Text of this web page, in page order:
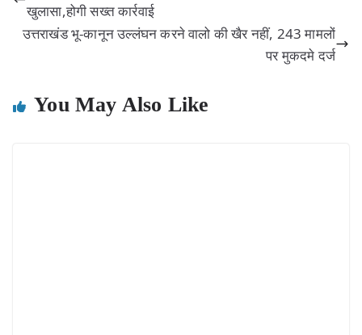
खुलासा,होगी सख्त कार्रवाई
उत्तराखंड भू-कानून उल्लंघन करने वालो की खैर नहीं, 243 मामलों
पर मुकदमे दर्ज
You May Also Like